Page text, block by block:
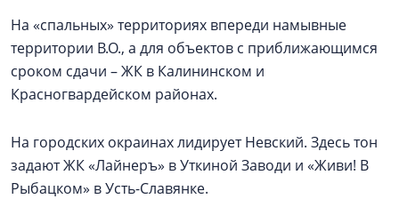
На «спальных» территориях впереди намывные
территории В.О., а для объектов с приближающимся
сроком сдачи – ЖК в Калининском и
Красногвардейском районах.
На городских окраинах лидирует Невский. Здесь тон
задают ЖК «Лайнеръ» в Уткиной Заводи и «Живи! В
Рыбацком» в Усть-Славянке.